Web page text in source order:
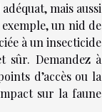
mais aussi
un nid de
à un insecticide
sûr. Demandez à
d’accès ou la
sur la faune